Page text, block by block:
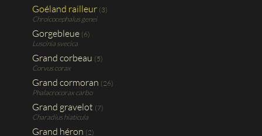
Goéland railleur (3)
Chroicocephalus genei
Gorgebleue (6)
Luscinia svecica
Grand corbeau (5)
Corvus corax
Grand cormoran (26)
Phalacrocorax carbo
Grand gravelot (7)
Charadius hiaticula
Grand héron (2)